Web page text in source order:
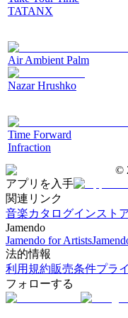
TATANX
Air Ambient Palm
Nazar Hrushko
Time Forward
Infraction
©
アプリを入手
関連リンク
音楽カタログインスト
Jamendo
Jamendo for Artists
法的情報
利用規約販売条件プラ
フォローする